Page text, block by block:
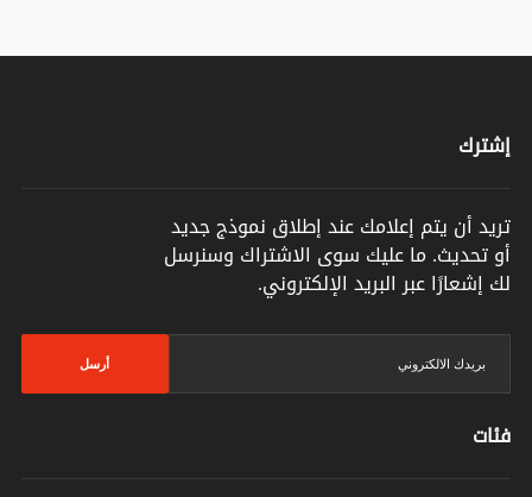
إشترك
تريد أن يتم إعلامك عند إطلاق نموذج جديد
أو تحديث. ما عليك سوى الاشتراك وسنرسل
لك إشعارًا عبر البريد الإلكتروني.
أرسل
فئات